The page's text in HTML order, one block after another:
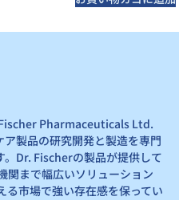
Pharmaceuticals Ltd.
ア製品の研究開発と製造を専門
。Dr. Fischerの製品が提供して
関まで幅広いソリューション
る市場で強い存在感を保ってい